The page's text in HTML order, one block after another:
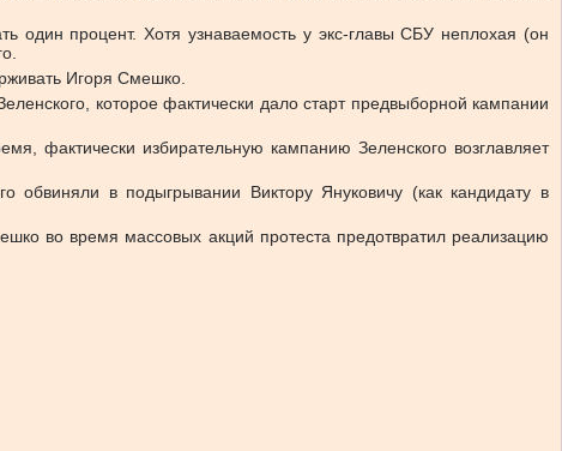
один процент. Хотя узнаваемость у экс-главы СБУ неплохая (он
Игоря Смешко.
которое фактически дало старт предвыборной кампании
фактически избирательную кампанию Зеленского возглавляет
в подыгрывании Виктору Януковичу (как кандидату в
во время массовых акций протеста предотвратил реализацию